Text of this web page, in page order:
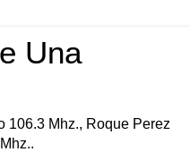
Una
106.3 Mhz., Roque Perez